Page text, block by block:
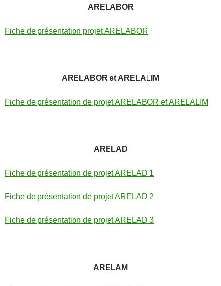
ARELABOR
Fiche de présentation projet ARELABOR
ARELABOR et ARELALIM
Fiche de présentation de projet ARELABOR et ARELALIM
ARELAD
Fiche de présentation de projet ARELAD 1
Fiche de présentation de projet ARELAD 2
Fiche de présentation de projet ARELAD 3
ARELAM